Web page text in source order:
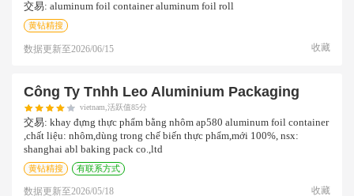
交易: aluminum foil container aluminum foil roll
黄钻精搜
数据更新至2026/06/15 收藏
Công Ty Tnhh Leo Aluminium Packaging
vietnam,活跃值85分
交易: khay đựng thực phẩm bằng nhôm ap580 aluminum foil container
,chất liệu: nhôm,dùng trong chế biến thực phẩm,mới 100%, nsx:
shanghai abl baking pack co.,ltd
黄钻精搜 有联系方式
数据更新至2026/05/18 收藏